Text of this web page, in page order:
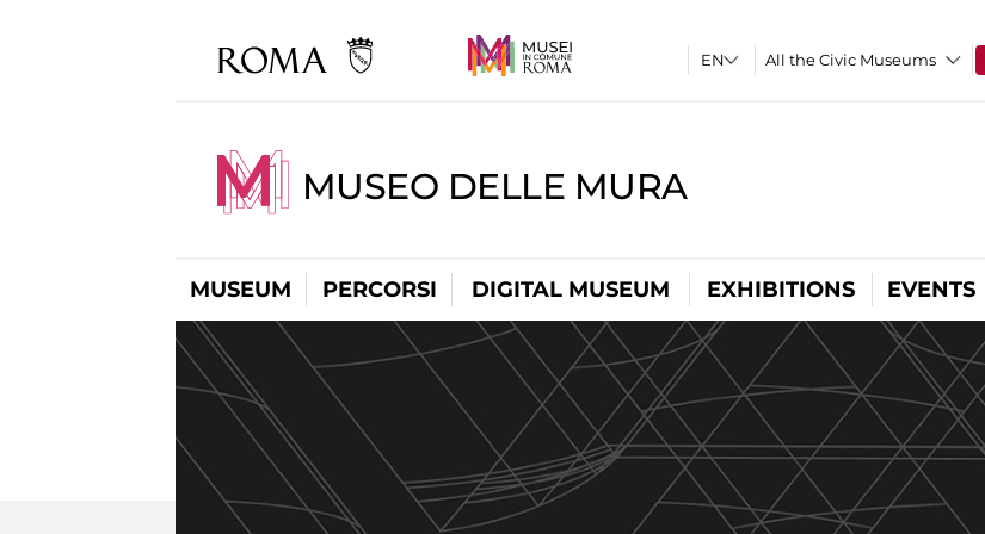
All the Civic Museums
MUSEO DELLE MURA
MUSEUM PERCORSI DIGITAL MUSEUM EXHIBITIONS EVENTS